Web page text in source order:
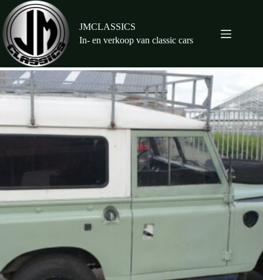
naar
de
inhoud
JMCLASSICS
In- en verkoop van classic cars